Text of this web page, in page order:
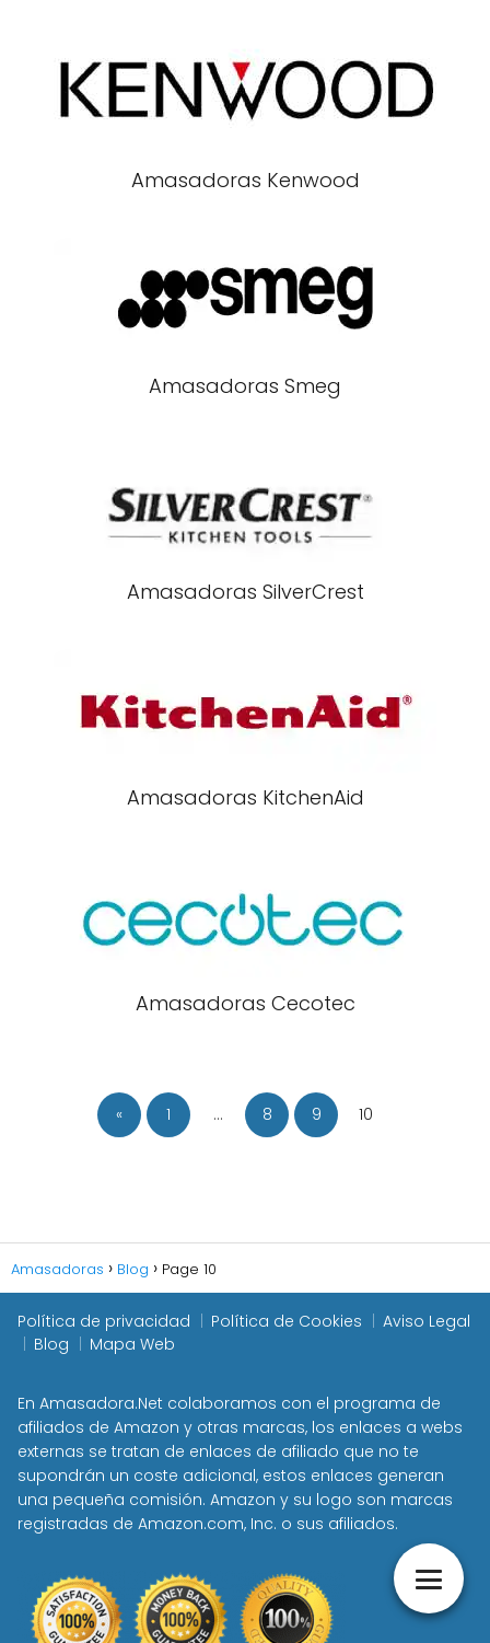
Amasadoras Kenwood
Amasadoras Smeg
Amasadoras SilverCrest
Amasadoras KitchenAid
Amasadoras Cecotec
« 1 … 8 9 10
Amasadoras Blog Page 10
Política de privacidad Política de Cookies
Aviso Legal
Blog
Mapa Web
En Amasadora.Net colaboramos con el programa de
afiliados de Amazon y otras marcas, los enlaces a webs
externas se tratan de enlaces de afiliado que no te
supondrán un coste adicional, estos enlaces generan
una pequeña comisión. Amazon y su logo son marcas
registradas de Amazon.com, Inc. o sus afiliados.